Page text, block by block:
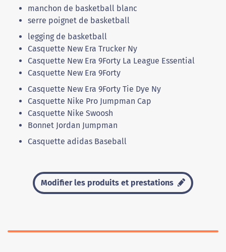
manchon de basketball blanc
serre poignet de basketball
legging de basketball
Casquette New Era Trucker Ny
Casquette New Era 9Forty La League Essential
Casquette New Era 9Forty
Casquette New Era 9Forty Tie Dye Ny
Casquette Nike Pro Jumpman Cap
Casquette Nike Swoosh
Bonnet Jordan Jumpman
Casquette adidas Baseball
Modifier les produits et prestations